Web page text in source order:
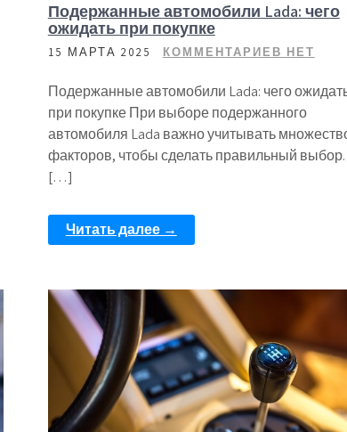
Подержанные автомобили Lada: чего
ожидать при покупке
15 МАРТА 2025 КОММЕНТАРИЕВ НЕТ
Подержанные автомобили Lada: чего
при покупке При выборе подержанного
автомобиля Lada важно учитывать
факторов, чтобы сделать правильный выбор.
[…]
Читать далее →